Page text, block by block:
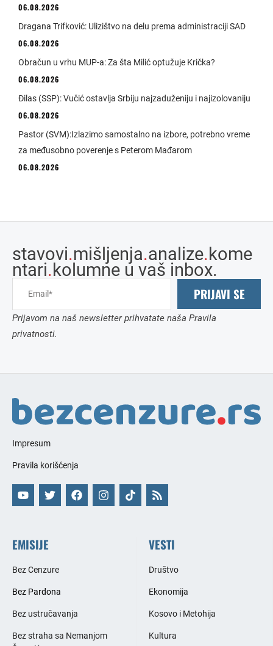
06.08.2026
Dragana Trifković: Ulizištvo na delu prema administraciji SAD
06.08.2026
Obračun u vrhu MUP-a: Za šta Milić optužuje Krička?
06.08.2026
Đilas (SSP): Vučić ostavlja Srbiju najzaduženiju i najizolovaniju
06.08.2026
Pastor (SVM):Izlazimo samostalno na izbore, potrebno vreme
za međusobno poverenje s Peterom Mađarom
06.08.2026
stavovi.mišljenja.analize.kome
ntari.kolumne u vaš inbox.
PRIJAVI SE
Prijavom na naš newsletter prihvatate naša Pravila
privatnosti.
Impresum
Pravila korišćenja
EMISIJE
Bez Cenzure
Bez Pardona
Bez ustručavanja
Bez straha sa Nemanjom
VESTI
Društvo
Ekonomija
Kosovo i Metohija
Kultura